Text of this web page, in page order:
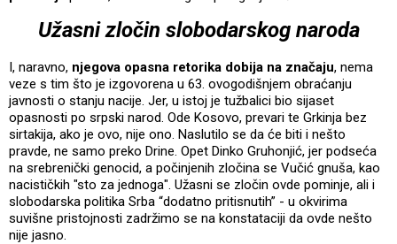
Užasni zločin slobodarskog naroda
I, naravno, njegova opasna retorika dobija na značaju, nema
veze s tim što je izgovorena u 63. ovogodišnjem obraćanju
javnosti o stanju nacije. Jer, u istoj je tužbalici bio sijaset
opasnosti po srpski narod. Ode Kosovo, prevari te Grkinja bez
sirtakija, ako je ovo, nije ono. Naslutilo se da će biti i nešto
pravde, ne samo preko Drine. Opet Dinko Gruhonjić, jer podseća
na srebrenički genocid, a počinjenih zločina se Vučić gnuša, kao
nacističkih "sto za jednoga". Užasni se zločin ovde pominje, ali i
slobodarska politika Srba “dodatno pritisnutih” - u okvirima
suvišne pristojnosti zadržimo se na konstataciji da ovde nešto
nije jasno.